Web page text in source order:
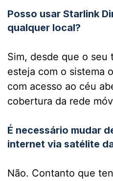
Posso usar Starlink
qualquer local?
Sim, desde que o
esteja com o sistema
com acesso ao céu
cobertura da rede
É necessário mudar
internet via satélite
Não. Contanto que